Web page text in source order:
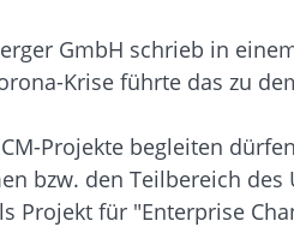
GmbH schrieb in
Krise führte das zu
Projekte begleiten
bzw. den Teilbereich
Projekt für "Enterprise